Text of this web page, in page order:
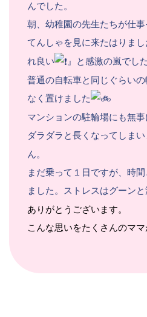
んでした。
朝、幼稚園の先生たちが仕
てんしゃを見に来たはりまし
れ良い
』と感激の嵐でした
普通の自転車と同じぐらい
なく置けました
マンションの駐輪場にも無事
ダラダラと長くなってしまい
ん。
まだ乗って１日ですが、時
ました。ストレスはグーン
ありがとうございます。
こんな思いをたくさんのママ